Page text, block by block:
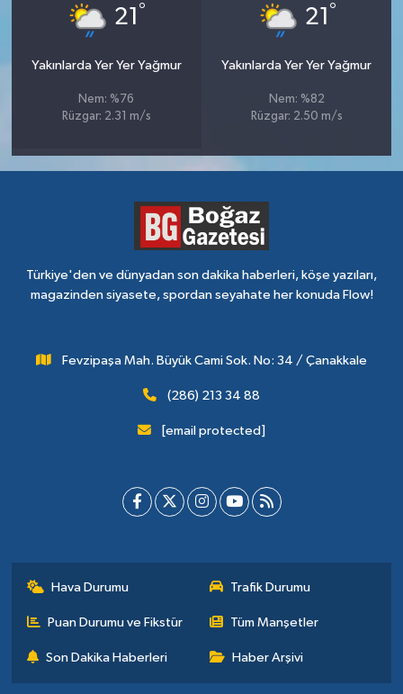
21 °
Yakınlarda Yer Yer Yağmur
Nem: %76
Rüzgar: 2.31 m/s
21 °
Yakınlarda Yer Yer Yağmur
Nem: %82
Rüzgar: 2.50 m/s
Türkiye'den ve dünyadan son dakika haberleri, köşe yazıları,
magazinden siyasete, spordan seyahate her konuda Flow!
Fevzipaşa Mah. Büyük Cami Sok. No: 34 / Çanakkale
(286) 213 34 88
[email protected]
Hava Durumu Trafik Durumu
Puan Durumu ve Fikstür Tüm Manşetler
Son Dakika Haberleri Haber Arşivi